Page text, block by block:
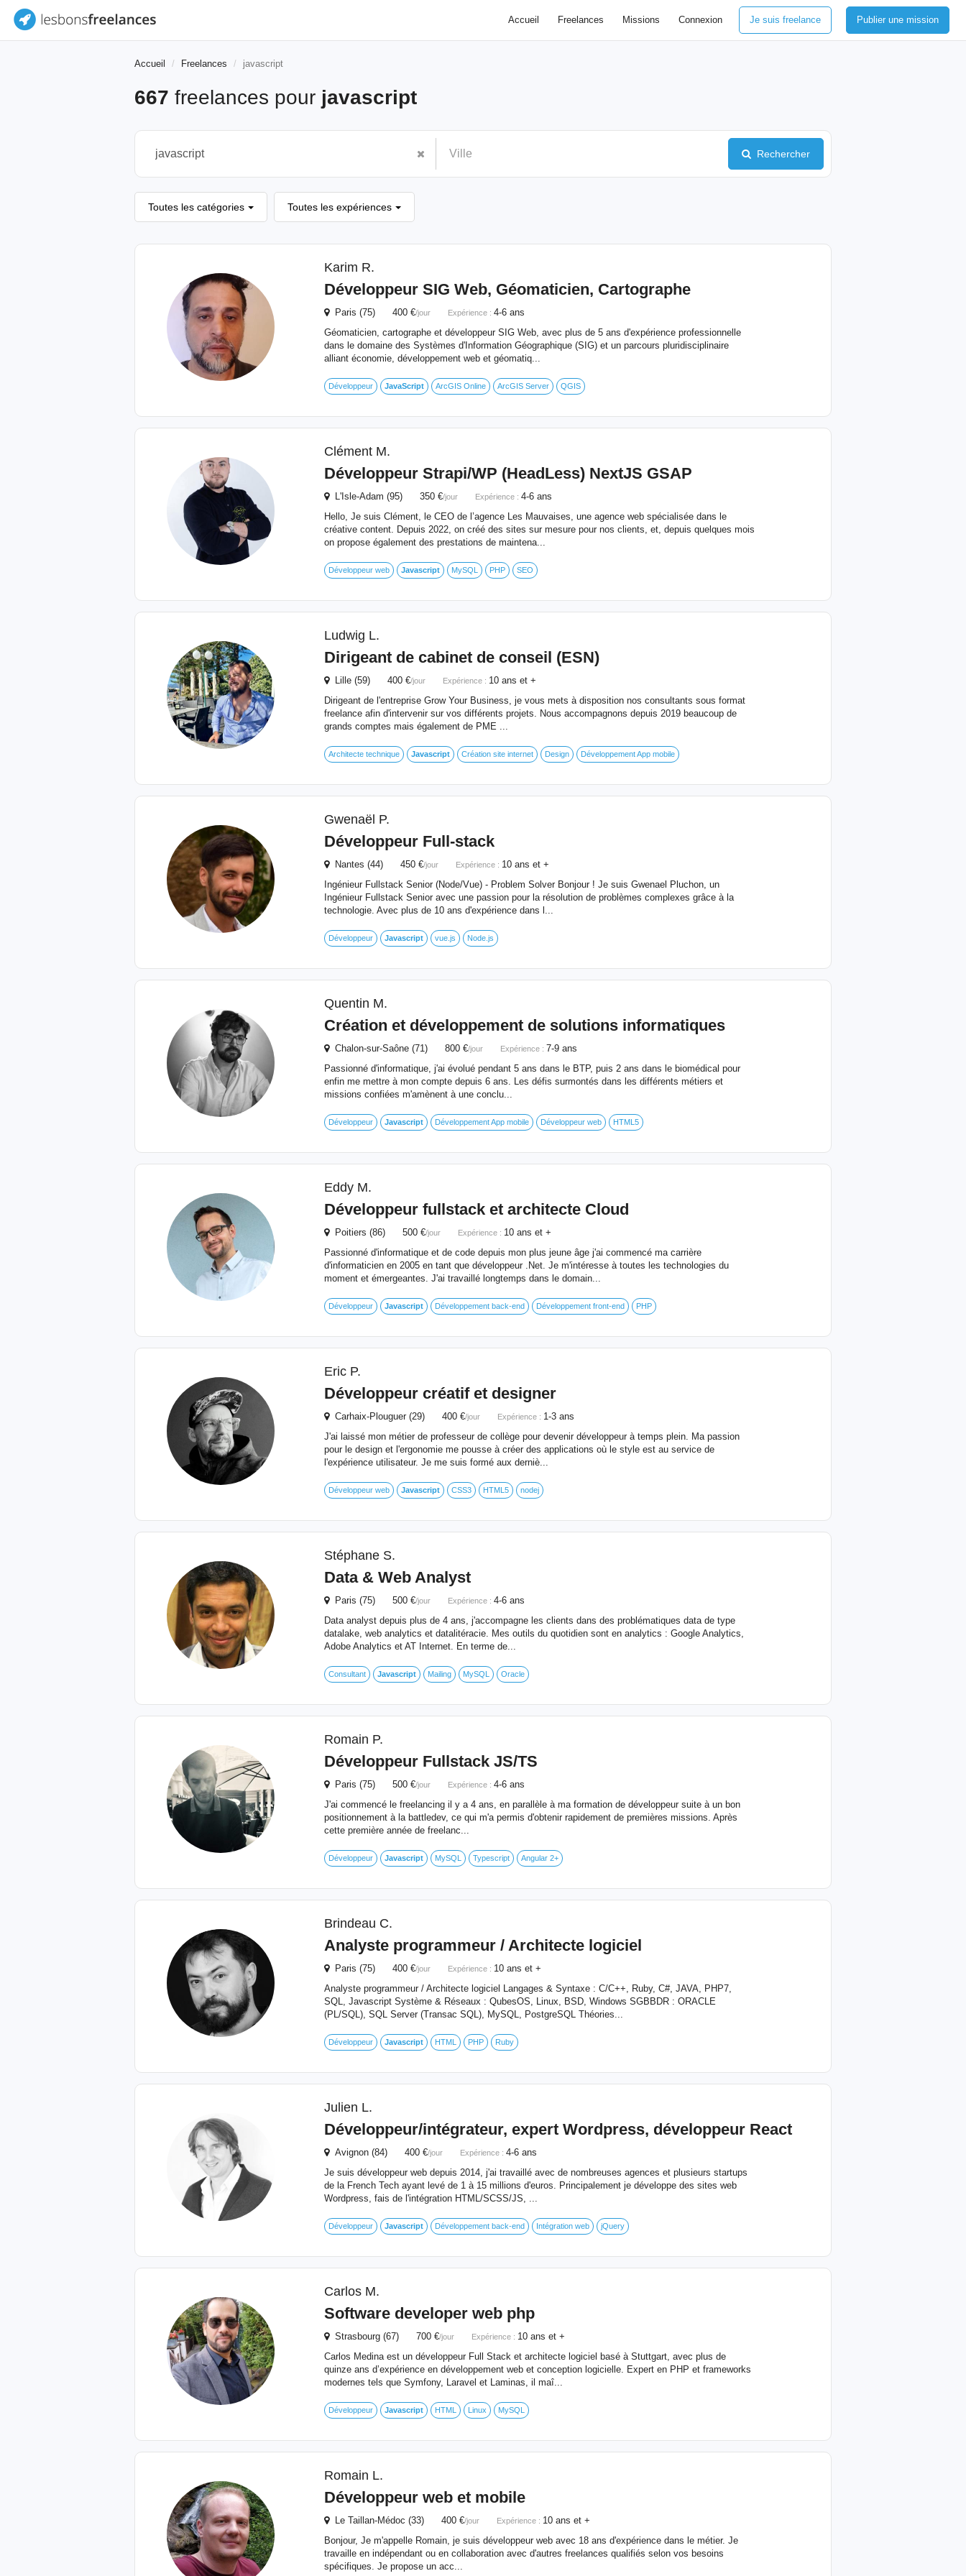
Accueil Freelances Missions Connexion Je suis freelance Publier une mission
Accueil Freelances javascript
667 freelances pour javascript
Rechercher
Toutes les catégories Toutes les expériences
Karim R.
Développeur SIG Web, Géomaticien, Cartographe
Paris (75) 400 €/jour Expérience : 4-6 ans
Géomaticien, cartographe et développeur SIG Web, avec plus de 5 ans d'expérience professionnelle
dans le domaine des Systèmes d'Information Géographique (SIG) et un parcours pluridisciplinaire
alliant économie, développement web et géomatiq...
Développeur JavaScript ArcGIS Online ArcGIS Server QGIS
Clément M.
Développeur Strapi/WP (HeadLess) NextJS GSAP
L'Isle-Adam (95) 350 €/jour Expérience : 4-6 ans
Hello, Je suis Clément, le CEO de l’agence Les Mauvaises, une agence web spécialisée dans le
créative content. Depuis 2022, on créé des sites sur mesure pour nos clients, et, depuis quelques mois
on propose également des prestations de maintena...
Développeur web Javascript MySQL PHP SEO
Ludwig L.
Dirigeant de cabinet de conseil (ESN)
Lille (59) 400 €/jour Expérience : 10 ans et +
Dirigeant de l'entreprise Grow Your Business, je vous mets à disposition nos consultants sous format
freelance afin d'intervenir sur vos différents projets. Nous accompagnons depuis 2019 beaucoup de
grands comptes mais également de PME ...
Architecte technique Javascript Création site internet Design Développement App mobile
Gwenaël P.
Développeur Full-stack
Nantes (44) 450 €/jour Expérience : 10 ans et +
Ingénieur Fullstack Senior (Node/Vue) - Problem Solver Bonjour ! Je suis Gwenael Pluchon, un
Ingénieur Fullstack Senior avec une passion pour la résolution de problèmes complexes grâce à la
technologie. Avec plus de 10 ans d'expérience dans l...
Développeur Javascript vue.js Node.js
Quentin M.
Création et développement de solutions informatiques
Chalon-sur-Saône (71) 800 €/jour Expérience : 7-9 ans
Passionné d'informatique, j'ai évolué pendant 5 ans dans le BTP, puis 2 ans dans le biomédical pour
enfin me mettre à mon compte depuis 6 ans. Les défis surmontés dans les différents métiers et
missions confiées m'amènent à une conclu...
Développeur Javascript Développement App mobile Développeur web HTML5
Eddy M.
Développeur fullstack et architecte Cloud
Poitiers (86) 500 €/jour Expérience : 10 ans et +
Passionné d'informatique et de code depuis mon plus jeune âge j'ai commencé ma carrière
d'informaticien en 2005 en tant que développeur .Net. Je m'intéresse à toutes les technologies du
moment et émergeantes. J'ai travaillé longtemps dans le domain...
Développeur Javascript Développement back-end Développement front-end PHP
Eric P.
Développeur créatif et designer
Carhaix-Plouguer (29) 400 €/jour Expérience : 1-3 ans
J'ai laissé mon métier de professeur de collège pour devenir développeur à temps plein. Ma passion
pour le design et l'ergonomie me pousse à créer des applications où le style est au service de
l'expérience utilisateur. Je me suis formé aux derniè...
Développeur web Javascript CSS3 HTML5 nodej
Stéphane S.
Data & Web Analyst
Paris (75) 500 €/jour Expérience : 4-6 ans
Data analyst depuis plus de 4 ans, j'accompagne les clients dans des problématiques data de type
datalake, web analytics et datalitéracie. Mes outils du quotidien sont en analytics : Google Analytics,
Adobe Analytics et AT Internet. En terme de...
Consultant Javascript Mailing MySQL Oracle
Romain P.
Développeur Fullstack JS/TS
Paris (75) 500 €/jour Expérience : 4-6 ans
J'ai commencé le freelancing il y a 4 ans, en parallèle à ma formation de développeur suite à un bon
positionnement à la battledev, ce qui m'a permis d'obtenir rapidement de premières missions. Après
cette première année de freelanc...
Développeur Javascript MySQL Typescript Angular 2+
Brindeau C.
Analyste programmeur / Architecte logiciel
Paris (75) 400 €/jour Expérience : 10 ans et +
Analyste programmeur / Architecte logiciel Langages & Syntaxe : C/C++, Ruby, C#, JAVA, PHP7,
SQL, Javascript Système & Réseaux : QubesOS, Linux, BSD, Windows SGBBDR : ORACLE
(PL/SQL), SQL Server (Transac SQL), MySQL, PostgreSQL Théories...
Développeur Javascript HTML PHP Ruby
Julien L.
Développeur/intégrateur, expert Wordpress, développeur React
Avignon (84) 400 €/jour Expérience : 4-6 ans
Je suis développeur web depuis 2014, j'ai travaillé avec de nombreuses agences et plusieurs startups
de la French Tech ayant levé de 1 à 15 millions d'euros. Principalement je développe des sites web
Wordpress, fais de l'intégration HTML/SCSS/JS, ...
Développeur Javascript Développement back-end Intégration web jQuery
Carlos M.
Software developer web php
Strasbourg (67) 700 €/jour Expérience : 10 ans et +
Carlos Medina est un développeur Full Stack et architecte logiciel basé à Stuttgart, avec plus de
quinze ans d’expérience en développement web et conception logicielle. Expert en PHP et frameworks
modernes tels que Symfony, Laravel et Laminas, il maî...
Développeur Javascript HTML Linux MySQL
Romain L.
Développeur web et mobile
Le Taillan-Médoc (33) 400 €/jour Expérience : 10 ans et +
Bonjour, Je m'appelle Romain, je suis développeur web avec 18 ans d'expérience dans le métier. Je
travaille en indépendant ou en collaboration avec d'autres freelances qualifiés selon vos besoins
spécifiques. Je propose un acc...